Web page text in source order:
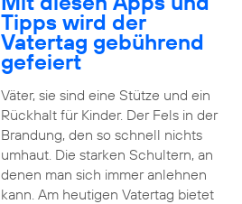
Tipps wird der
Vatertag gebührend
gefeiert
Väter, sie sind eine Stütze und ein
Rückhalt für Kinder. Der Fels in der
Brandung, den so schnell nichts
umhaut. Die starken Schultern, an
denen man sich immer anlehnen
kann. Am heutigen Vatertag bietet